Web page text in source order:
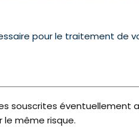
pour le traitement de
souscrites éventuellement
le même risque.